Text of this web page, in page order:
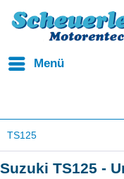
Menü
TS125
Suzuki TS125 -